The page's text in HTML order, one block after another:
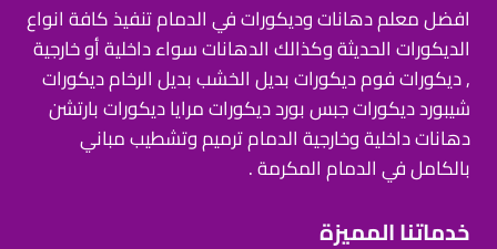
افضل معلم دهانات وديكورات في الدمام تنفيذ كافة انواع
الديكورات الحديثة وكذالك الدهانات سواء داخلية أو خارجية
, ديكورات فوم ديكورات بديل الخشب بديل الرخام ديكورات
شيبورد ديكورات جبس بورد ديكورات مرايا ديكورات بارتشن
دهانات داخلية وخارجية الدمام ترميم وتشطيب مباني
بالكامل في الدمام المكرمة .
خدماتنا المميزة